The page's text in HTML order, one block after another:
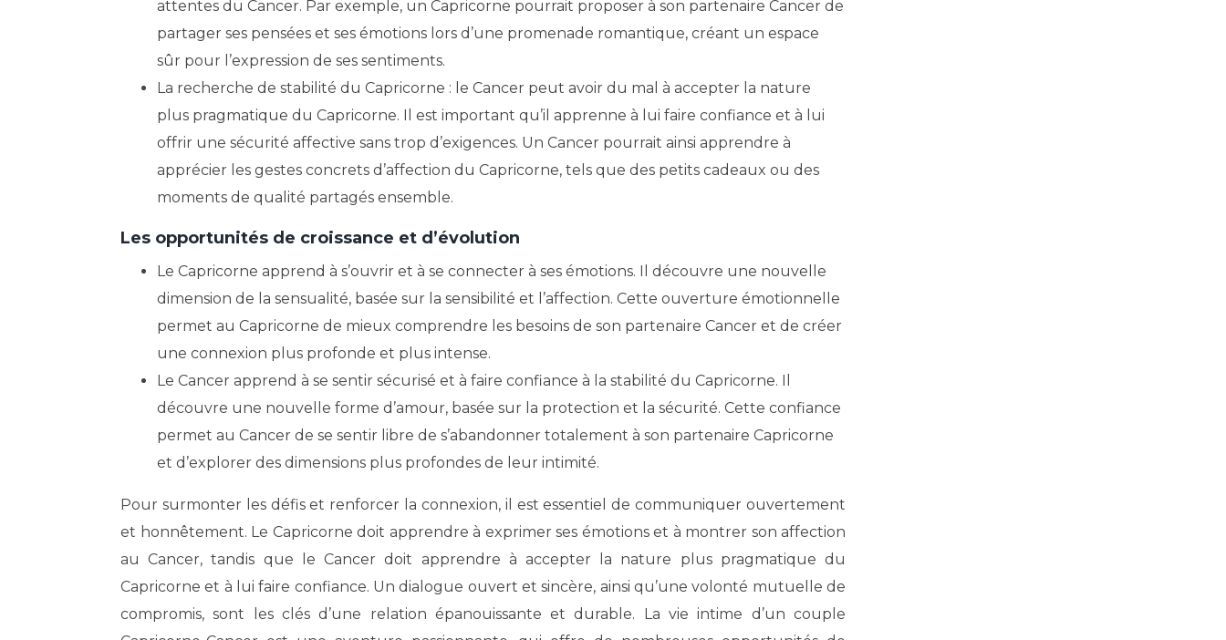
attentes du Cancer. Par exemple, un Capricorne pourrait proposer à son partenaire Cancer de
partager ses pensées et ses émotions lors d’une promenade romantique, créant un espace
sûr pour l’expression de ses sentiments.
La recherche de stabilité du Capricorne : le Cancer peut avoir du mal à accepter la nature
plus pragmatique du Capricorne. Il est important qu’il apprenne à lui faire confiance et à lui
offrir une sécurité affective sans trop d’exigences. Un Cancer pourrait ainsi apprendre à
apprécier les gestes concrets d’affection du Capricorne, tels que des petits cadeaux ou des
moments de qualité partagés ensemble.
Les opportunités de croissance et d’évolution
Le Capricorne apprend à s’ouvrir et à se connecter à ses émotions. Il découvre une nouvelle
dimension de la sensualité, basée sur la sensibilité et l’affection. Cette ouverture émotionnelle
permet au Capricorne de mieux comprendre les besoins de son partenaire Cancer et de créer
une connexion plus profonde et plus intense.
Le Cancer apprend à se sentir sécurisé et à faire confiance à la stabilité du Capricorne. Il
découvre une nouvelle forme d’amour, basée sur la protection et la sécurité. Cette confiance
permet au Cancer de se sentir libre de s’abandonner totalement à son partenaire Capricorne
et d’explorer des dimensions plus profondes de leur intimité.
Pour surmonter les défis et renforcer la connexion, il est essentiel de communiquer ouvertement
et honnêtement. Le Capricorne doit apprendre à exprimer ses émotions et à montrer son affection
au Cancer, tandis que le Cancer doit apprendre à accepter la nature plus pragmatique du
Capricorne et à lui faire confiance. Un dialogue ouvert et sincère, ainsi qu’une volonté mutuelle de
compromis, sont les clés d’une relation épanouissante et durable. La vie intime d’un couple